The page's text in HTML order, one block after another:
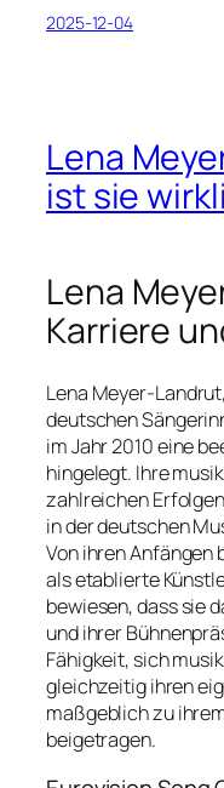
2025-12-04
Lena
ist sie
Lena
Karriere
Lena Meyer-
deutschen
im Jahr 2010 eine
hingelegt. Ihre
zahlreichen
in der deutschen
Von ihren Anfängen
als etablierte
bewiesen, dass sie
und ihrer
Fähigkeit, sich
gleichzeitig ihren
maßgeblich zu
beigetragen.